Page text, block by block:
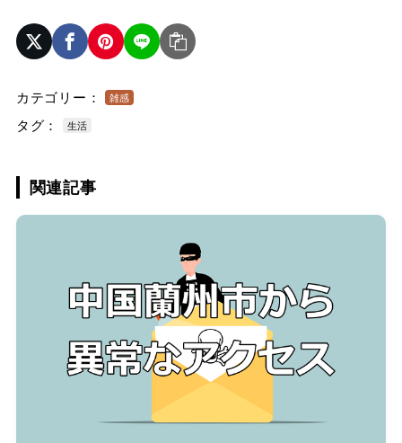
カテゴリー： 雑感
タグ： 生活
関連記事